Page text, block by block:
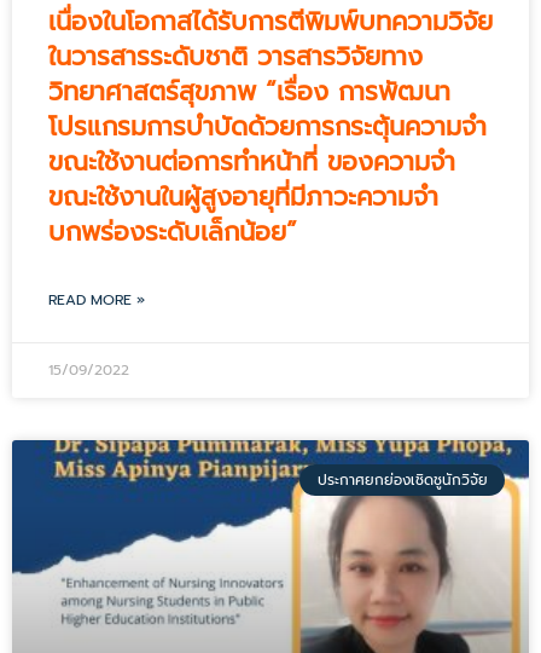
เนื่องในโอกาสได้รับการตีพิมพ์บทความวิจัย
ในวารสารระดับชาติ วารสารวิจัยทาง
วิทยาศาสตร์สุขภาพ “เรื่อง การพัฒนา
โปรแกรมการบำบัดด้วยการกระตุ้นความจำ
ขณะใช้งานต่อการทำหน้าที่ ของความจำ
ขณะใช้งานในผู้สูงอายุที่มีภาวะความจำ
บกพร่องระดับเล็กน้อย”
READ MORE »
15/09/2022
ประกาศยกย่องเชิดชูนักวิจัย